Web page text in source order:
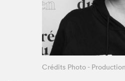
Crédits Photo -